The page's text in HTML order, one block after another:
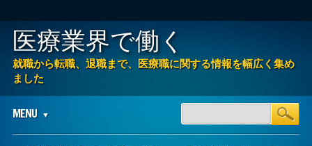
医療業界で働く
就職から転職、退職まで、医療職に関する情報を幅広く集め
ました
Main menu
content
MENU